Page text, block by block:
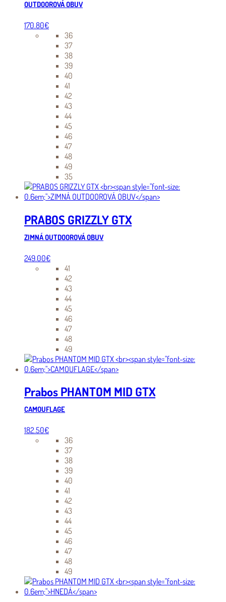
OUTDOOROVÁ OBUV
170.80€
36
37
38
39
40
41
42
43
44
45
46
47
48
49
35
PRABOS GRIZZLY GTX
ZIMNÁ OUTDOOROVÁ OBUV
249.00€
41
42
43
44
45
46
47
48
49
Prabos PHANTOM MID GTX
CAMOUFLAGE
182.50€
36
37
38
39
40
41
42
43
44
45
46
47
48
49